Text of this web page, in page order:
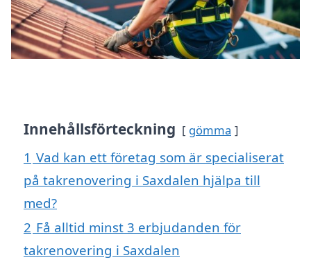
Innehållsförteckning gömma
1 Vad kan ett företag som är specialiserat
på takrenovering i Saxdalen hjälpa till
med?
2 Få alltid minst 3 erbjudanden för
takrenovering i Saxdalen